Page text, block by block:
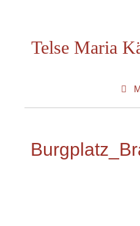
springenTelse Maria